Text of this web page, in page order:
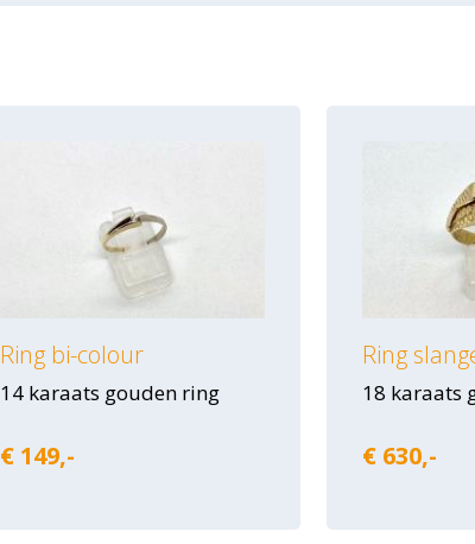
Ring bi-colour
14 karaats gouden ring
€ 149,-
Ring
18 karaats
€ 630,-